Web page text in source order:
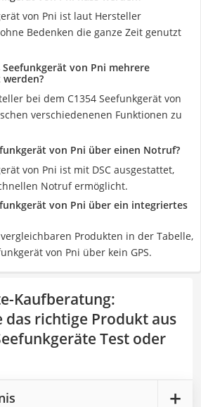
von Pni ist laut Hersteller
Bedenken die ganze Zeit genutzt
Seefunkgerät von Pni mehrere
bei dem C1354 Seefunkgerät von
verschiedenenen Funktionen zu
von Pni über einen Notruf?
von Pni ist mit DSC ausgestattet,
Notruf ermöglicht.
von Pni über ein integriertes
Produkten in der Tabelle,
von Pni über kein GPS.
Kaufberatung:
das richtige Produkt aus
Test oder